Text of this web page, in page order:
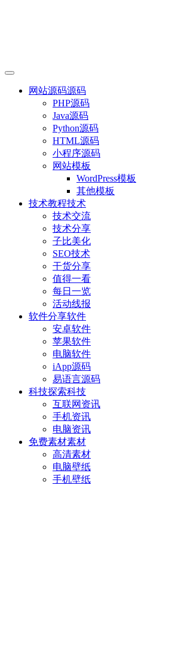
网站源码源码
PHP源码
Java源码
Python源码
HTML源码
小程序源码
网站模板
WordPress模板
其他模板
技术教程技术
技术交流
技术分享
子比美化
SEO技术
干货分享
值得一看
每日一览
活动线报
软件分享软件
安卓软件
苹果软件
电脑软件
iApp源码
易语言源码
科技探索科技
互联网资讯
手机资讯
电脑资讯
免费素材素材
高清素材
电脑壁纸
手机壁纸